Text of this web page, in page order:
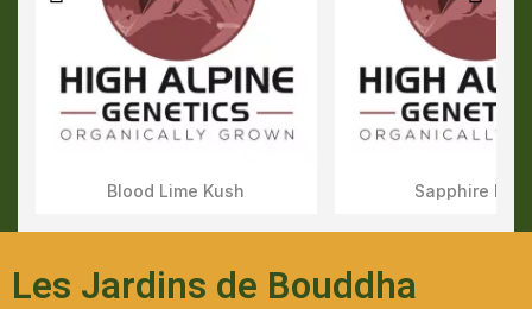
Aperçu Rapide
Blood Lime Kush Aperçu
Sapphire
Les Jardins de Bouddha